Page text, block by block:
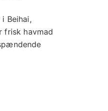
Beihai,
frisk havmad